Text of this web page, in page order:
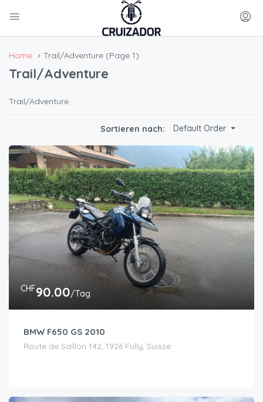
Home Trail/Adventure (Page 1)
Trail/Adventure
Trail/Adventure
Sortieren nach: Default Order
CHF90.00/Tag
BMW F650 GS 2010
Route de Saillon 142, 1926 Fully, Suisse